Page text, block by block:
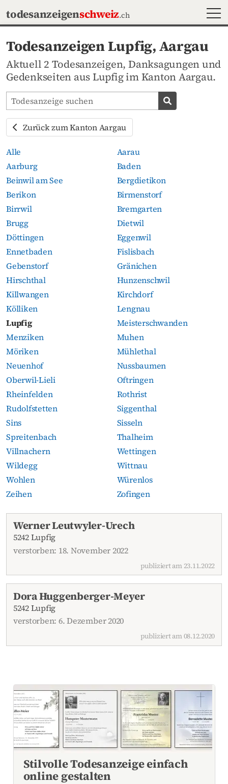
todesanzeigenschweiz.ch
Todesanzeigen Lupfig, Aargau
Aktuell 2 Todesanzeigen, Danksagungen und
Gedenkseiten aus Lupfig im Kanton Aargau.
Todesanzeigen-Portal durchsuchen
Todesanzeige
Zurück zum Kanton Aargau
Alle
Aarau
Aarburg
Baden
Beinwil am See
Bergdietikon
Berikon
Birmenstorf
Birrwil
Bremgarten
Brugg
Dietwil
Döttingen
Eggenwil
Ennetbaden
Fislisbach
Gebenstorf
Gränichen
Hirschthal
Hunzenschwil
Killwangen
Kirchdorf
Kölliken
Lengnau
Lupfig
Meisterschwanden
Menziken
Muhen
Möriken
Mühlethal
Neuenhof
Nussbaumen
Oberwil-Lieli
Oftringen
Rheinfelden
Rothrist
Rudolfstetten
Siggenthal
Sins
Sisseln
Spreitenbach
Thalheim
Villnachern
Wettingen
Wildegg
Wittnau
Wohlen
Würenlos
Zeihen
Zofingen
Aktuelle Todesanzeigen
Werner Leutwyler-Urech
5242 Lupfig
verstorben: 18. November 2022
publiziert am 23.11.2022
Dora Huggenberger-Meyer
5242 Lupfig
verstorben: 6. Dezember 2020
publiziert am 08.12.2020
Stilvolle Todesanzeige einfach
online gestalten